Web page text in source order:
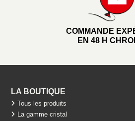
COMMANDE
EN 48 H
LA BOUTIQUE
Tous les produits
La gamme cristal